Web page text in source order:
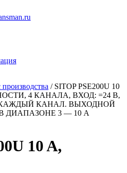
/ SITOP PSE200U 10
4 КАНАЛА, ВХОД: =24 В,
КАЖДЫЙ КАНАЛ. ВЫХОДНОЙ
ДИАПАЗОНЕ 3 — 10 А
10 A,